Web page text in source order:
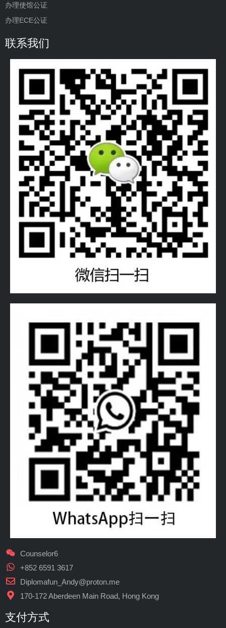
办理使馆公证
办理ECE公证
联系我们
Counselor6
+852 6591 3617
Diplomafun_Andy@proton.me
170-172 Aberdeen Main Road, Hong Kong
支付方式